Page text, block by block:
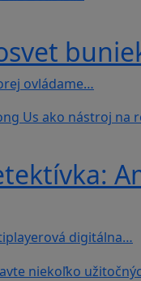
ovládame…
digitálna…